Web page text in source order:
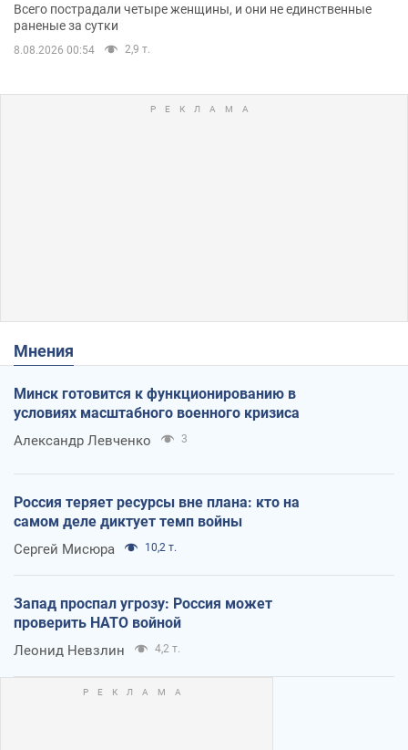
Всего пострадали четыре женщины, и они не единственные
раненые за сутки
8.08.2026 00:54 2,9 т.
Мнения
Минск готовится к функционированию в
условиях масштабного военного кризиса
Александр Левченко 3
Россия теряет ресурсы вне плана: кто на
самом деле диктует темп войны
Сергей Мисюра 10,2 т.
Запад проспал угрозу: Россия может
проверить НАТО войной
Леонид Невзлин 4,2 т.